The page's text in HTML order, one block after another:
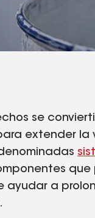
se
extender la
ayudar a